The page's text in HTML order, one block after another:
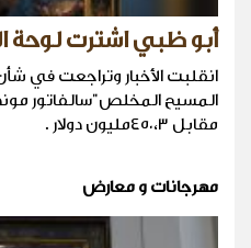
أبو ظبي اشترت لوحة
انقلبت الأخبار وتراجعت في
المسيح المخلص"سالفاتور
مقابل ٤٥٠،٣مليون دولار .
مهرجانات و معارض